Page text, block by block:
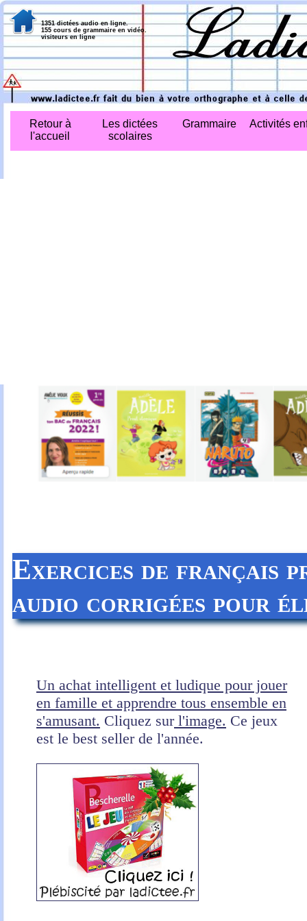
Exercices de français
audio corrigées pour
Un achat intelligent et ludique pour jouer
en famille et apprendre tous ensemble en
s'amusant. Cliquez surl'image. Ce jeux
est le best seller de l'année.